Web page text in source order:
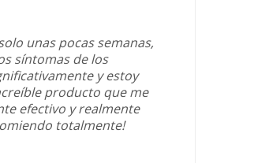
unas pocas semanas,
síntomas de los
y estoy
producto que me
efectivo y realmente
totalmente!